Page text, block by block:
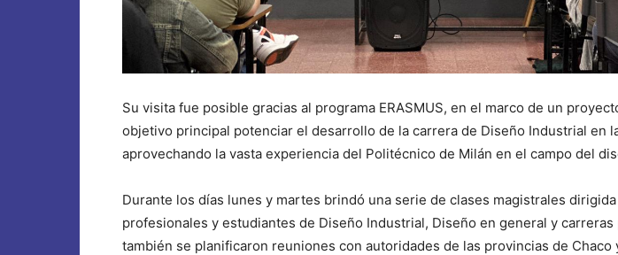
Su visita fue posible gracias al programa ERASMUS, en el marco de un
objetivo principal potenciar el desarrollo de la carrera de Diseño Industrial en
aprovechando la vasta experiencia del Politécnico de Milán en el campo del
Durante los días lunes y martes brindó una serie de clases magistrales
profesionales y estudiantes de Diseño Industrial, Diseño en general y
también se planificaron reuniones con autoridades de las provincias de Chaco